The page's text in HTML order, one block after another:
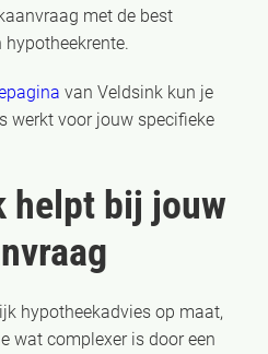
met de best
van Veldsink kun je
werkt voor jouw specifieke
helpt bij jouw
hypotheekadvies op maat,
wat complexer is door een